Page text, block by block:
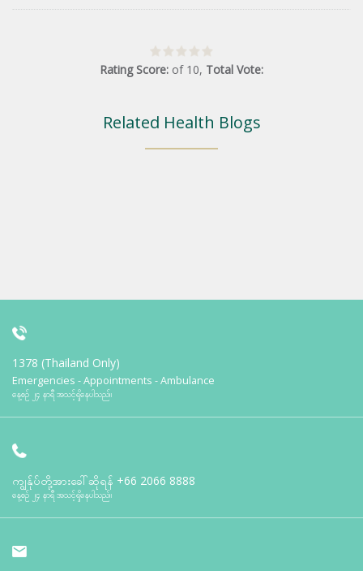
Rating Score: of 10, Total Vote:
Related Health Blogs
1378 (Thailand Only)
Emergencies - Appointments - Ambulance
နေ့စဉ် ၂၄ နာရီ အသင့်ရှိနေပါသည်။
ကျွန်ုပ်တို့အားခေါ်ဆိုရန် +66 2066 8888
နေ့စဉ် ၂၄ နာရီ အသင့်ရှိနေပါသည်။